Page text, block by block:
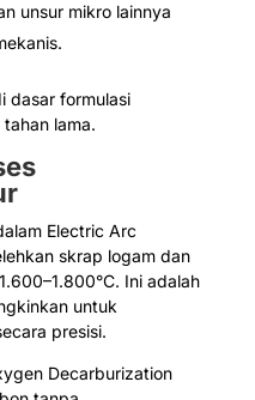
unsur mikro lainnya
dasar formulasi
lama.
Electric Arc
skrap logam dan
Ini adalah
untuk
presisi.
Decarburization